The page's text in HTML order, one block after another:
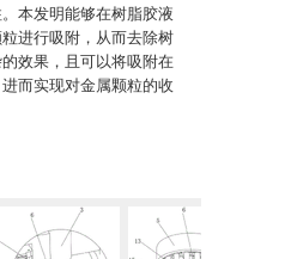
本发明能够在树脂胶液
进行吸附，从而去除树
效果，且可以将吸附在
而实现对金属颗粒的收